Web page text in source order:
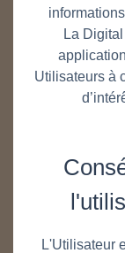
La
Utilisateurs à
L'Utilisateur